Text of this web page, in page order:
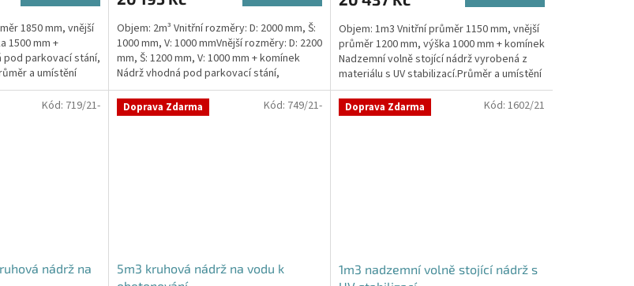
1850 mm, vnější
1500 mm +
pod parkovací stání,
a umístění
Objem: 2m³ Vnitřní rozměry: D: 2000 mm, Š:
1000 mm, V: 1000 mmVnější rozměry: D: 2200
mm, Š: 1200 mm, V: 1000 mm + komínek
Nádrž vhodná pod parkovací stání,
komunikace i terasy...
Objem: 1m3 Vnitřní průměr 1150 mm, vnější
průměr 1200 mm, výška 1000 mm + komínek
Nadzemní volně stojící nádrž vyrobená z
materiálu s UV stabilizací.Průměr a umístění
přítoku/ů,...
nádrž na
Kód: 719/21- Doprava Zdarma
5m3 kruhová nádrž na vodu k
Kód: 749/21- Doprava Zdarma
1m3 nadzemní volně stojící nádrž s
Kód: 1602/21